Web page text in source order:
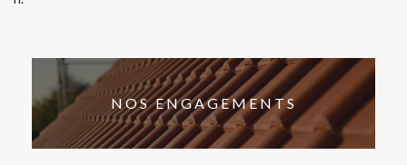
NOS ENGAGEMENTS